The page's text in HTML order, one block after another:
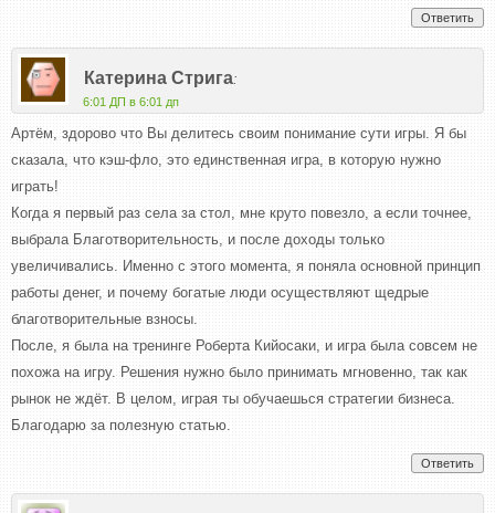
Ответить
Катерина Стрига:
6:01 ДП в 6:01 дп
Артём, здорово что Вы делитесь своим понимание сути игры. Я бы
сказала, что кэш-фло, это единственная игра, в которую нужно
играть!
Когда я первый раз села за стол, мне круто повезло, а если точнее,
выбрала Благотворительность, и после доходы только
увеличивались. Именно с этого момента, я поняла основной принцип
работы денег, и почему богатые люди осуществляют щедрые
благотворительные взносы.
После, я была на тренинге Роберта Кийосаки, и игра была совсем не
похожа на игру. Решения нужно было принимать мгновенно, так как
рынок не ждёт. В целом, играя ты обучаешься стратегии бизнеса.
Благодарю за полезную статью.
Ответить